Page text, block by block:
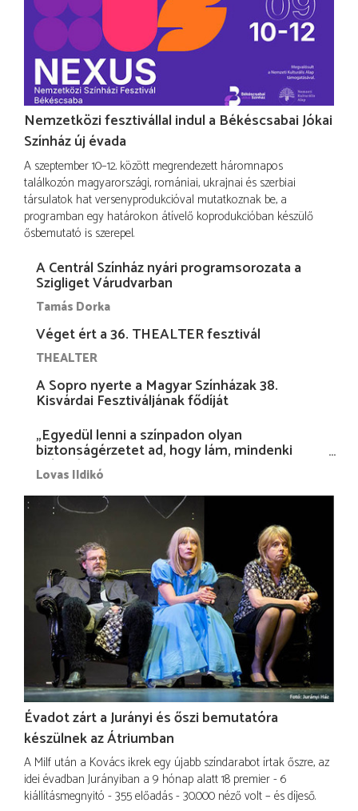
Nemzetközi fesztivállal indul a Békéscsabai Jókai
Színház új évada
A szeptember 10–12. között megrendezett háromnapos
találkozón magyarországi, romániai, ukrajnai és szerbiai
társulatok hat versenyprodukcióval mutatkoznak be, a
programban egy határokon átívelő koprodukcióban készülő
ősbemutató is szerepel.
A Centrál Színház nyári programsorozata a
Szigliget Várudvarban
Tamás Dorka
Véget ért a 36. THEALTER fesztivál
THEALTER
A Sopro nyerte a Magyar Színházak 38.
Kisvárdai Fesztiváljának fődíját
„Egyedül lenni a színpadon olyan
biztonságérzetet ad, hogy lám, mindenki
más nélkül is megvagyok magammal…”
Lovas Ildikó
Évadot zárt a Jurányi és őszi bemutatóra
készülnek az Átriumban
A Milf után a Kovács ikrek egy újabb színdarabot írtak őszre, az
idei évadban Jurányiban a 9 hónap alatt 18 premier - 6
kiállításmegnyitó - 355 előadás - 30.000 néző volt – és díjeső.